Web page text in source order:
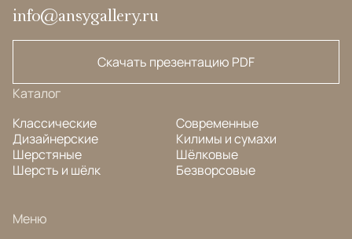
info@ansygallery.ru
Скачать презентацию PDF
Каталог
Классические
Дизайнерские
Шерстяные
Шерсть и шёлк
Современные
Килимы и сумахи
Шёлковые
Безворсовые
Меню